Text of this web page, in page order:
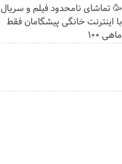
🥳 تماشای نامحدود فیلم و سریال
با اینترنت خانگی پیشگامان فقط
ماهی 100